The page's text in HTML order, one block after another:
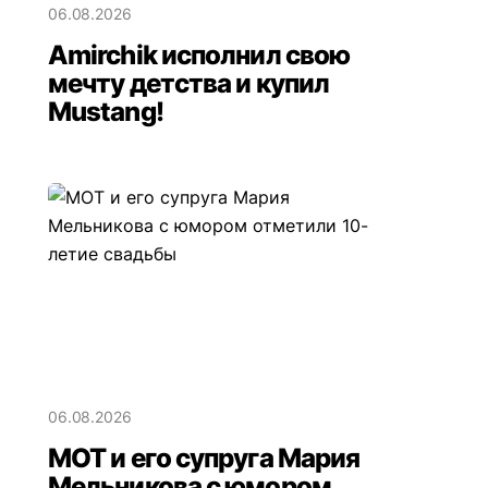
06.08.2026
Amirchik исполнил свою
мечту детства и купил
Mustang!
06.08.2026
МОТ и его супруга Мария